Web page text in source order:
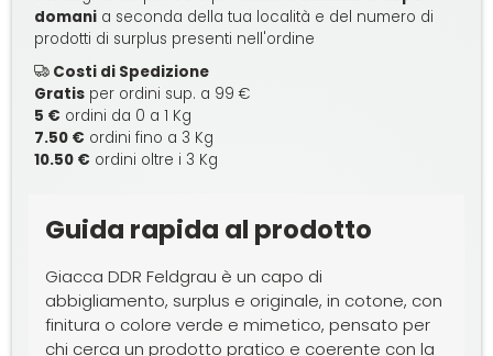
domani a seconda della tua località e del numero di
prodotti di surplus presenti nell'ordine
Costi di Spedizione
Gratis per ordini sup. a 99 €
5 € ordini da 0 a 1 Kg
7.50 € ordini fino a 3 Kg
10.50 € ordini oltre i 3 Kg
Guida rapida al prodotto
Giacca DDR Feldgrau è un capo di
abbigliamento, surplus e originale, in cotone, con
finitura o colore verde e mimetico, pensato per
chi cerca un prodotto pratico e coerente con la